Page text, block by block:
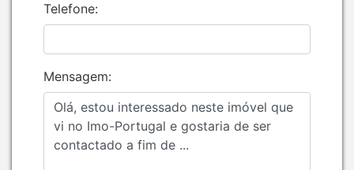
Telefone:
Mensagem: